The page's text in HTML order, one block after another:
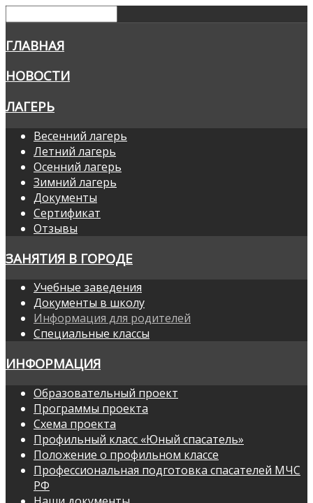
ГЛАВНАЯ
НОВОСТИ
ЛАГЕРЬ
Весенний лагерь
Летний лагерь
Осенний лагерь
Зимний лагерь
Документы
Сертификат
Отзывы
ЗАНЯТИЯ В ГОРОДЕ
Учебные заведения
Документы в школу
Информация для родителей
Специальные классы
ИНФОРМАЦИЯ
Образовательный проект
Программы проекта
Схема проекта
Профильный класс «Юный спасатель»
Положение о профильном классе
Профессиональная подготовка спасателей МЧС
РФ